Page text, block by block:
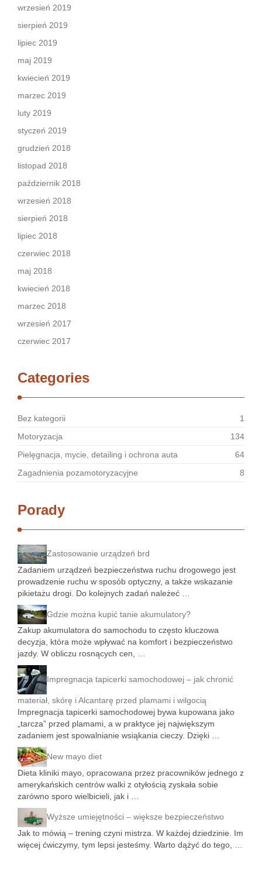
wrzesień 2019
sierpień 2019
lipiec 2019
maj 2019
kwiecień 2019
marzec 2019
luty 2019
styczeń 2019
grudzień 2018
listopad 2018
październik 2018
wrzesień 2018
sierpień 2018
lipiec 2018
czerwiec 2018
maj 2018
kwiecień 2018
marzec 2018
wrzesień 2017
czerwiec 2017
Categories
Bez kategorii
1
Motoryzacja
134
Pielęgnacja, mycie, detailing i ochrona auta
64
Zagadnienia pozamotoryzacyjne
8
Porady
Zastosowanie urządzeń brd
Zadaniem urządzeń bezpieczeństwa ruchu drogowego jest
prowadzenie ruchu w sposób optyczny, a także wskazanie
pikietażu drogi. Do kolejnych zadań należeć …
Gdzie można kupić tanie akumulatory?
Zakup akumulatora do samochodu to często kluczowa
decyzja, która może wpływać na komfort i bezpieczeństwo
jazdy. W obliczu rosnących cen, …
Impregnacja tapicerki samochodowej – jak chronić
materiał, skórę i Alcantarę przed plamami i wilgocią
Impregnacja tapicerki samochodowej bywa kupowana jako
„tarcza” przed plamami, a w praktyce jej największym
zadaniem jest spowalnianie wsiąkania cieczy. Dzięki …
New mayo diet
Dieta kliniki mayo, opracowana przez pracowników jednego z
amerykańskich centrów walki z otyłością zyskała sobie
zarówno sporo wielbicieli, jak i …
Wyższe umiejętności – większe bezpieczeństwo
Jak to mówią – trening czyni mistrza. W każdej dziedzinie. Im
więcej ćwiczymy, tym lepsi jesteśmy. Warto dążyć do tego, …